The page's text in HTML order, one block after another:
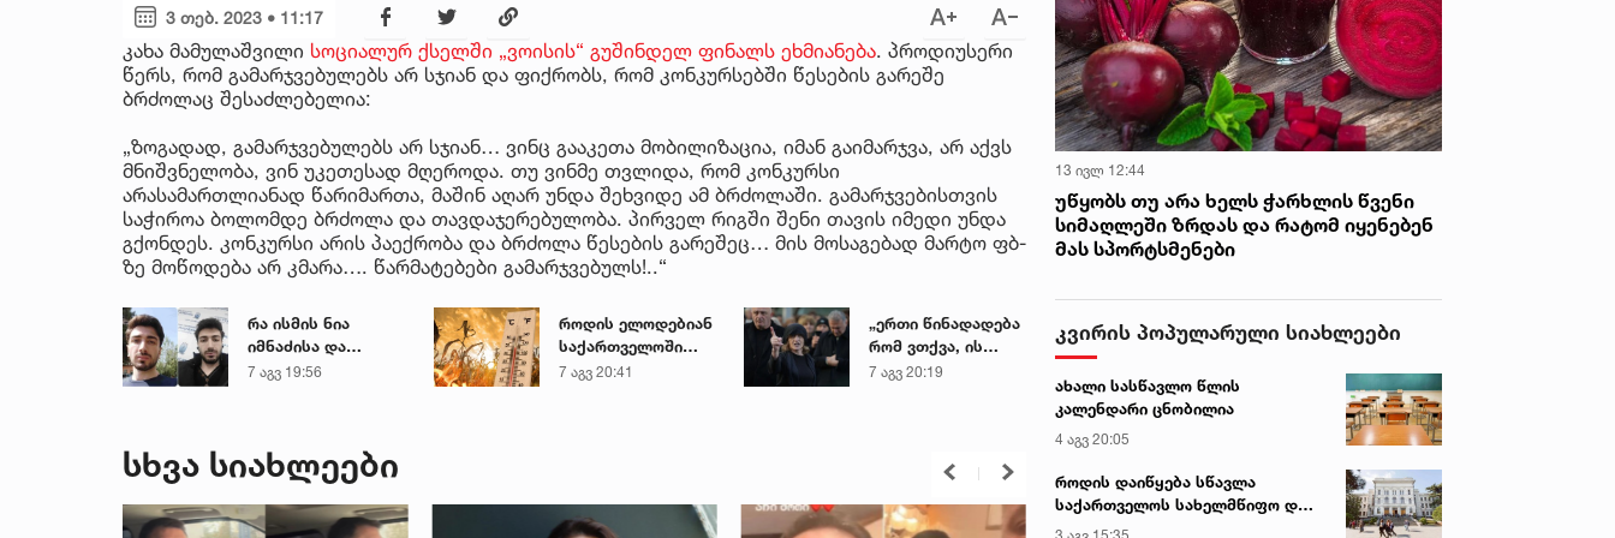
3 თებ. 2023 • 11:17
კახა მამულაშვილი სოციალურ ქსელში „ვოისის“ გუშინდელ ფინალს ეხმიანება. პროდიუსერი
წერს, რომ გამარჯვებულებს არ სჯიან და ფიქრობს, რომ კონკურსებში წესების გარეშე
ბრძოლაც შესაძლებელია:
„ზოგადად, გამარჯვებულებს არ სჯიან… ვინც გააკეთა მობილიზაცია, იმან გაიმარჯვა, არ აქვს
მნიშვნელობა, ვინ უკეთესად მღეროდა. თუ ვინმე თვლიდა, რომ კონკურსი
არასამართლიანად წარიმართა, მაშინ აღარ უნდა შეხვიდე ამ ბრძოლაში. გამარჯვებისთვის
საჭიროა ბოლომდე ბრძოლა და თავდაჯერებულობა. პირველ რიგში შენი თავის იმედი უნდა
გქონდეს. კონკურსი არის პაექრობა და ბრძოლა წესების გარეშეც… მის მოსაგებად მარტო ფბ-
ზე მოწოდება არ კმარა…. წარმატებები გამარჯვებულს!..“
რა ისმის ნია
იმნაძისა და
მამამისის ფარული
7 აგვ 19:56
როდის ელოდებიან
საქართველოში
+40-გრადუსიან
7 აგვ 20:41
„ერთი წინადადება
რომ ვთქვა, ის
გახდის ნათელს,
გიგა ავალიანის
7 აგვ 20:19
სხვა სიახლეები
ირაკლი კობახიძე
13 ივლ 12:44
უწყობს თუ არა ხელს ჭარხლის წვენი
სიმაღლეში ზრდას და რატომ იყენებენ
მას სპორტსმენები
კვირის პოპულარული სიახლეები
ახალი სასწავლო წლის
კალენდარი ცნობილია
4 აგვ 20:05
როდის დაიწყება სწავლა
საქართველოს სახელმწიფო და
კერძო უნივერსიტეტებში